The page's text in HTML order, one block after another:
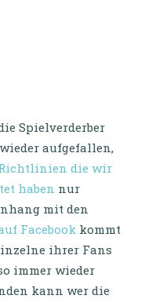
Spielverderber
aufgefallen,
Richtlinien die wir
haben nur
mit den
Facebook kommt
ihrer Fans
immer wieder
kann wer die